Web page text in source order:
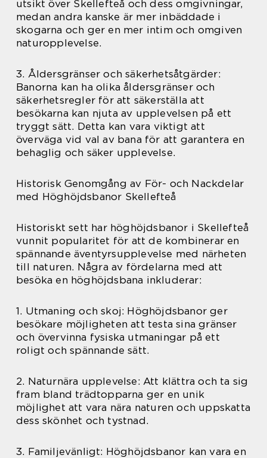
utsikt över Skellefteå och dess omgivningar,
medan andra kanske är mer inbäddade i
skogarna och ger en mer intim och omgiven
naturopplevelse.
3. Åldersgränser och säkerhetsåtgärder:
Banorna kan ha olika åldersgränser och
säkerhetsregler för att säkerställa att
besökarna kan njuta av upplevelsen på ett
tryggt sätt. Detta kan vara viktigt att
överväga vid val av bana för att garantera en
behaglig och säker upplevelse.
Historisk Genomgång av För- och Nackdelar
med Höghöjdsbanor Skellefteå
Historiskt sett har höghöjdsbanor i Skellefteå
vunnit popularitet för att de kombinerar en
spännande äventyrsupplevelse med närheten
till naturen. Några av fördelarna med att
besöka en höghöjdsbana inkluderar:
1. Utmaning och skoj: Höghöjdsbanor ger
besökare möjligheten att testa sina gränser
och övervinna fysiska utmaningar på ett
roligt och spännande sätt.
2. Naturnära upplevelse: Att klättra och ta sig
fram bland trädtopparna ger en unik
möjlighet att vara nära naturen och uppskatta
dess skönhet och tystnad.
3. Familjevänligt: Höghöjdsbanor kan vara en